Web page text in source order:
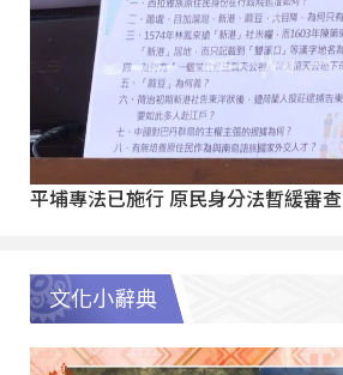
平埔專法已施行 原民身分法暫緩審查
文化小辭典